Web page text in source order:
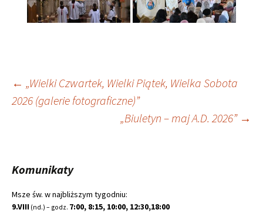
Nawigacja
← „Wielki Czwartek, Wielki Piątek, Wielka Sobota
2026 (galerie fotograficzne)”
„Biuletyn – maj A.D. 2026” →
Komunikaty
Msze św. w najbliższym tygodniu:
9.VIII (nd.) – godz. 7:00, 8:15, 10:00, 12:30,18:00